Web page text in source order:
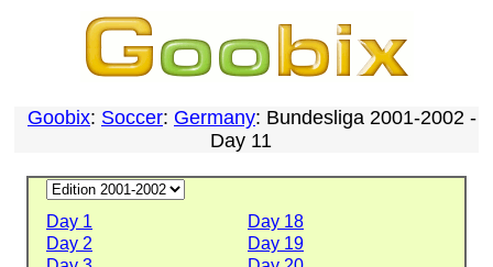
Goobix: Soccer: Germany: Bundesliga 2001-2002 -
Day 11
Day 1
Day 18
Day 2
Day 19